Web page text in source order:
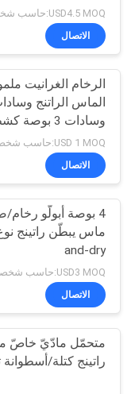
ماس
52
ماس
89
USD4.5 MOQ:حاسب شخصي 1
الاتصال
الرخام الغرانيت
الماس الراتنج
وسادات 3 بوصة
تلميع
USD 1 MOQ:حاسب شخصي 1
الاتصال
4 بوصة أبولّو
and-dry
USD3 MOQ:حاسب شخصي 1
الاتصال
متحمّل مادّيّ خاصّ
راتينج كتلة/أسطوانة